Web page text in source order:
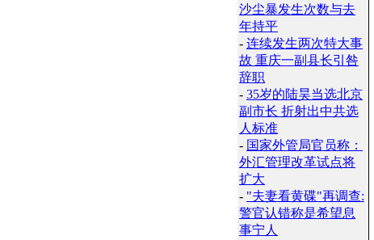
沙尘暴发生次数与去
年持平
- 连续发生两次特大事
故 重庆一副县长引咎
辞职
- 35岁的陆昊当选北京
副市长 折射出中共选
人标准
- 国家外管局官员称：
外汇管理改革试点将
扩大
- "夫妻看黄碟"再调查:
警官认错称是希望息
事宁人